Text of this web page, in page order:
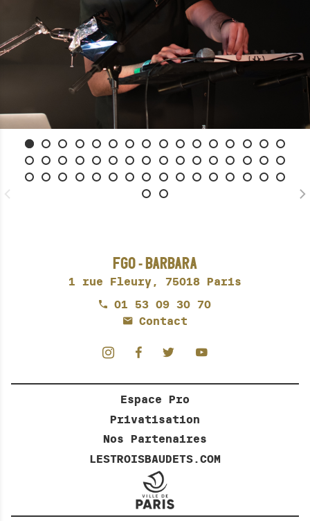
FGO - BARBARA
1 rue Fleury, 75018 Paris
01 53 09 30 70
Contact
Espace Pro
Privatisation
Nos Partenaires
LESTROISBAUDETS.COM